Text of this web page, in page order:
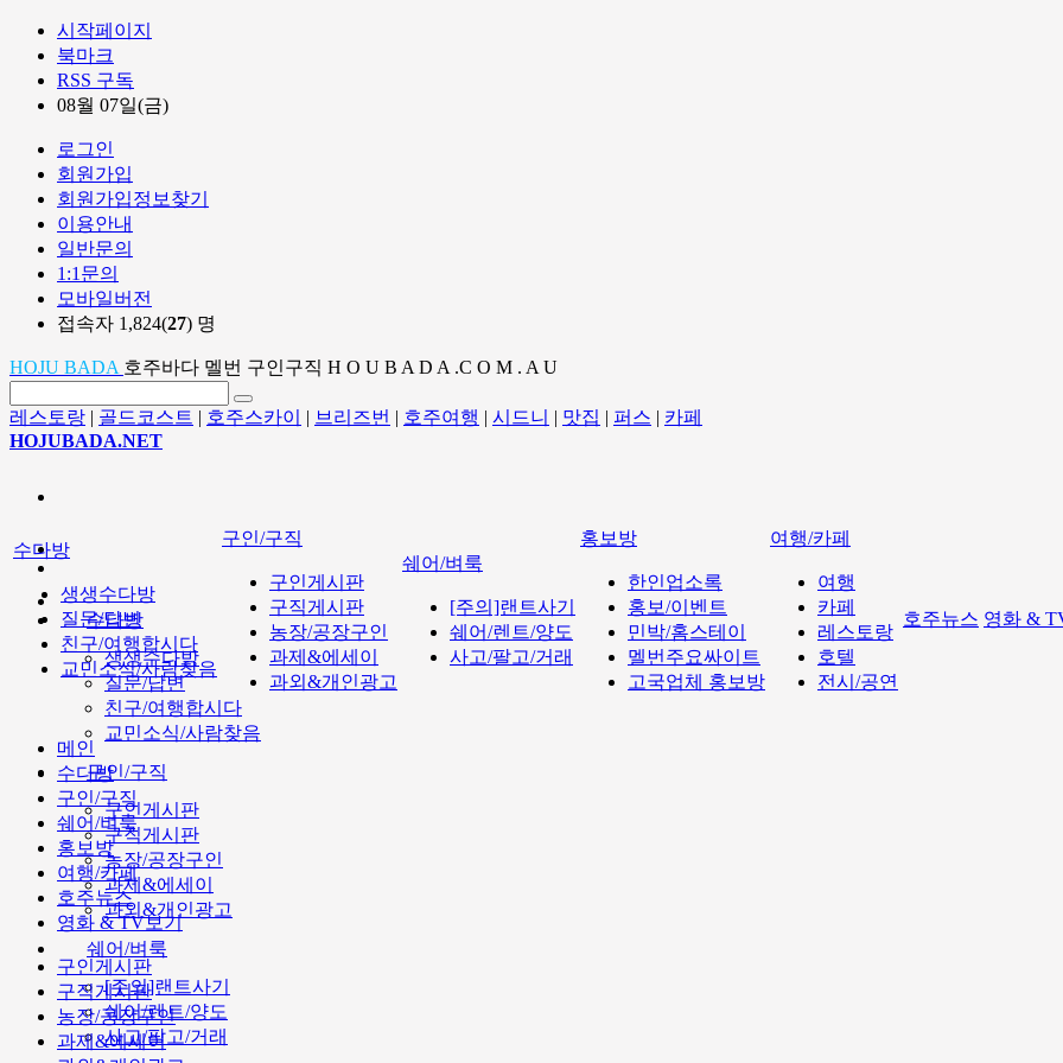
시작페이지
북마크
RSS 구독
08월 07일(금)
로그인
회원가입
회원가입정보찾기
이용안내
일반문의
1:1문의
모바일버전
접속자 1,824(27) 명
HOJU BADA 호주바다 멜번 구인구직 H O U B A D A .C O M . A U
레스토랑 | 골드코스트 | 호주스카이 | 브리즈번 | 호주여행 | 시드니 | 맛집 | 퍼스 | 카페
HOJUBADA.NET
수다방
생생수다방
질문/답변
친구/여행합시다
교민소식/사람찾음
구인/구직
구인게시판
구직게시판
농장/공장구인
과제&에세이
과외&개인광고
쉐어/벼룩
[주의]랜트사기
쉐어/렌트/양도
사고/팔고/거래
수다방
생생수다방
질문/답변
친구/여행합시다
교민소식/사람찾음
구인/구직
구인게시판
구직게시판
농장/공장구인
과제&에세이
과외&개인광고
쉐어/벼룩
[주의]랜트사기
쉐어/렌트/양도
사고/팔고/거래
홍보방
한인업소록
홍보/이벤트
민박/홈스테이
멜번주요싸이트
고국업체 홍보방
여행/카페
여행
카페
레스토랑
호텔
전시/공연
호주뉴스 영화 &
메인
수다방
구인/구직
쉐어/벼룩
홍보방
여행/카페
호주뉴스
영화 & TV보기
구인게시판
구직게시판
농장/공장구인
과제&에세이